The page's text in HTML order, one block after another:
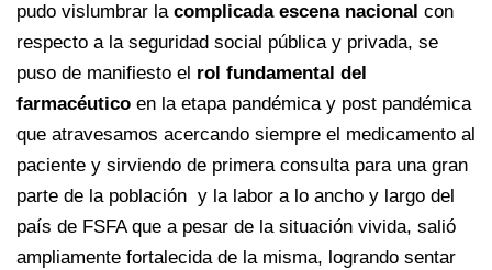
pudo vislumbrar la complicada escena nacional con
respecto a la seguridad social pública y privada, se
puso de manifiesto el rol fundamental del
farmacéutico en la etapa pandémica y post pandémica
que atravesamos acercando siempre el medicamento al
paciente y sirviendo de primera consulta para una gran
parte de la población y la labor a lo ancho y largo del
país de FSFA que a pesar de la situación vivida, salió
ampliamente fortalecida de la misma, logrando sentar